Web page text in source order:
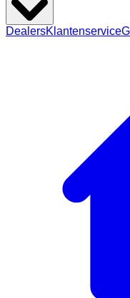
DealersKlantenservice